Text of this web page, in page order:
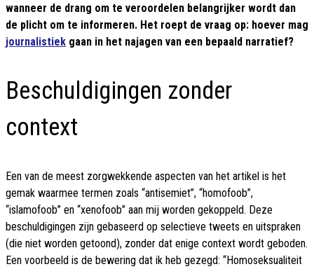
wanneer de drang om te veroordelen belangrijker wordt dan
de plicht om te informeren. Het roept de vraag op: hoever mag
journalistiek gaan in het najagen van een bepaald narratief?
Beschuldigingen zonder
context
Een van de meest zorgwekkende aspecten van het artikel is het
gemak waarmee termen zoals “antisemiet”, “homofoob”,
“islamofoob” en “xenofoob” aan mij worden gekoppeld. Deze
beschuldigingen zijn gebaseerd op selectieve tweets en uitspraken
(die niet worden getoond), zonder dat enige context wordt geboden.
Een voorbeeld is de bewering dat ik heb gezegd: “Homoseksualiteit